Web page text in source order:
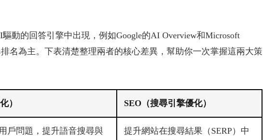
動的回答引擎中出現，例如Google的AI Overview和Microsoft
名為主。下表清楚整理兩者的核心差異，幫助你一次掌握這兩大策
） SEO（搜尋引擎優化）
戶問題，提升語音搜尋與
提升網站在搜尋結果（SERP）中